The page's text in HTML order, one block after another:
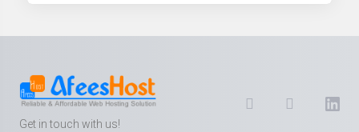
Get in touch with us!